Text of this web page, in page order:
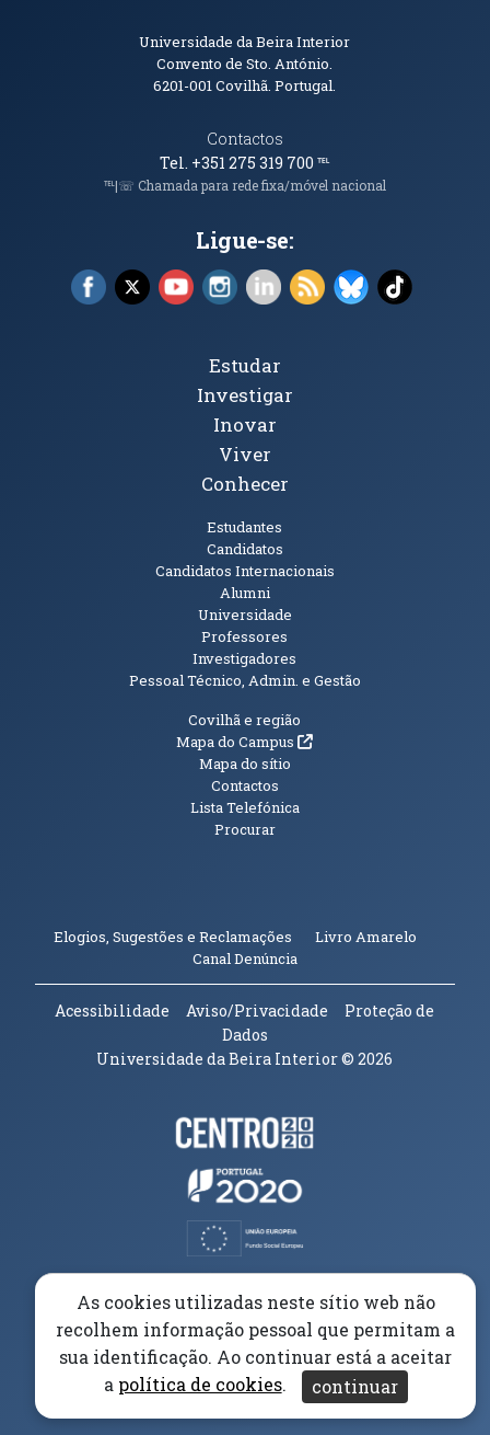
Informações de Contacto
Universidade da Beira Interior
Convento de Sto. António.
6201-001Covilhã. Portugal.
Contactos
Tel. +351 275 319 700℡
℡|☏ Chamada para rede fixa/móvel nacional
Ligue-se:
Facebook (abre em nova janela)
X (abre em nova janela)
YouTube (abre em nova janela)
Instagram (abre em nova janela)
LinkedIn (abre em nova
RSS (abre em nova
Bluesky (abre
TikTok
Tópicos Principais
Estudar
Investigar
Inovar
Viver
Conhecer
Estudantes
Candidatos
Candidatos Internacionais
Alumni
Universidade
Professores
Investigadores
Pessoal Técnico, Admin. e Gestão
Informações Adicionais
Covilhã e região
Mapa do Campus(abre em nova janela)
Mapa do sítio
Contactos
Lista Telefónica
Procurar
Elogios, Sugestões e Reclamações Livro Amarelo
Canal Denúncia(abre em nova janela)
Acessibilidade Aviso/Privacidade
Proteção de
Dados
Universidade da Beira Interior© 2026
Parceiros e Financiadores
(abre em nova janela)
(abre em nova janela)
As cookies utilizadas neste sítio web não
recolhem informação pessoal que permitam a
sua identificação. Ao continuar está a aceitar
a política de cookies. continuar